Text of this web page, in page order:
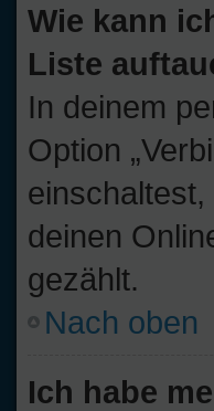
Wie kann
Liste
In deinem
Option
deinen
gezählt.
Nach oben
Ich habe